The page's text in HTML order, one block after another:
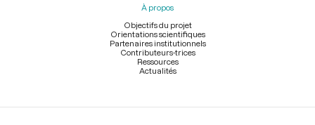
À propos
Objectifs du projet
Orientations scientifiques
Partenaires institutionnels
Contributeurs-trices
Ressources
Actualités